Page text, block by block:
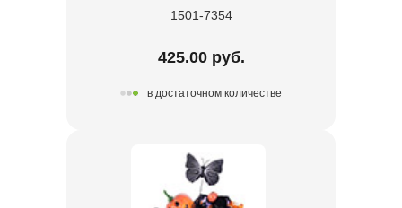
1501-7354
425.00 руб.
в достаточном количестве